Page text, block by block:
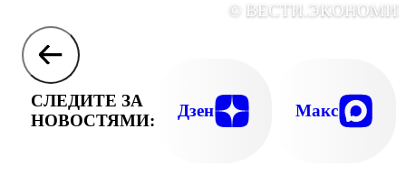
©
СЛЕДИТЕ ЗА
НОВОСТЯМИ:
Дзен Макс